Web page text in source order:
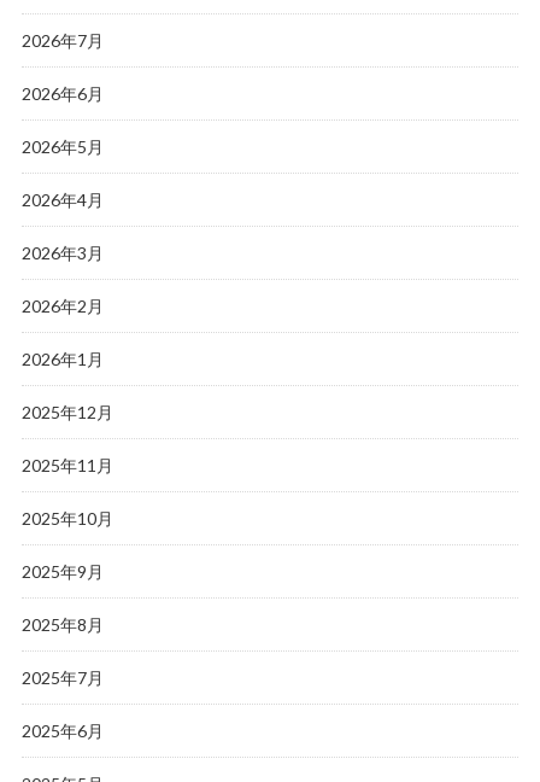
2026年7月
2026年6月
2026年5月
2026年4月
2026年3月
2026年2月
2026年1月
2025年12月
2025年11月
2025年10月
2025年9月
2025年8月
2025年7月
2025年6月